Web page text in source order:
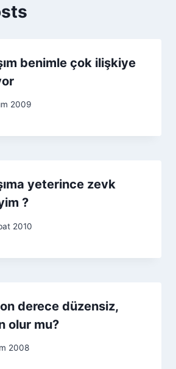
benimle çok ilişkiye
2009
yeterince zevk
?
2010
derece düzensiz,
olur mu?
2008